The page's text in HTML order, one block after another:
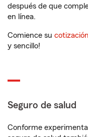
después de que
en línea.
Comience su
y sencillo!
Seguro de salud
Conforme